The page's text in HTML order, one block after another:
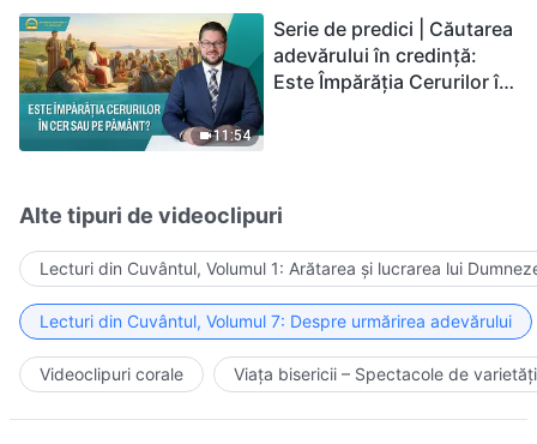
11:54
Serie de predici | Căutarea
adevărului în credință:
Este Împărăția Cerurilor în
Alte tipuri de videoclipuri
Lecturi din Cuvântul, Volumul 1: Arătarea și lucrarea lui
Lecturi din Cuvântul, Volumul 7: Despre urmărirea adevărului
Videoclipuri corale Viața bisericii – Spectacole de varietăți